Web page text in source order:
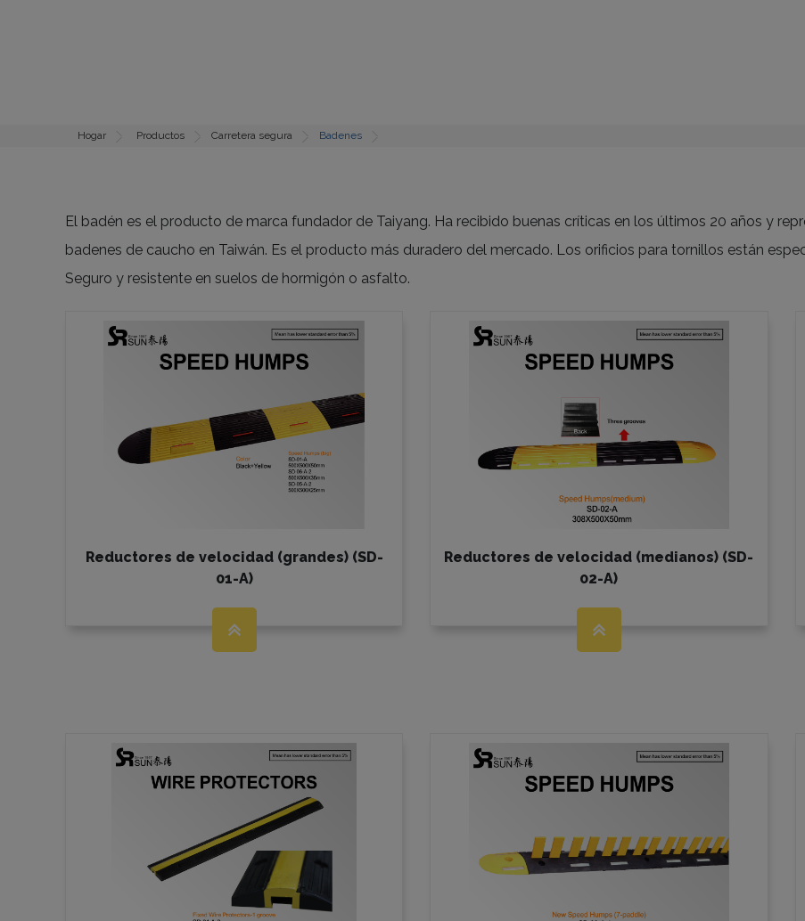
Hogar Productos Carretera segura Badenes
El badén es el producto de marca fundador de Taiyang. Ha recibido buenas críticas en los últimos 20 años y
badenes de caucho en Taiwán. Es el producto más duradero del mercado. Los orificios para tornillos están
Seguro y resistente en suelos de hormigón o asfalto.
Reductores de velocidad (grandes) (SD-
01-A)
Reductores de velocidad (medianos) (SD-
02-A)